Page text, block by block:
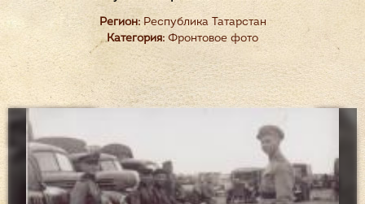
Регион:Республика Татарстан
Категория: Фронтовое фото